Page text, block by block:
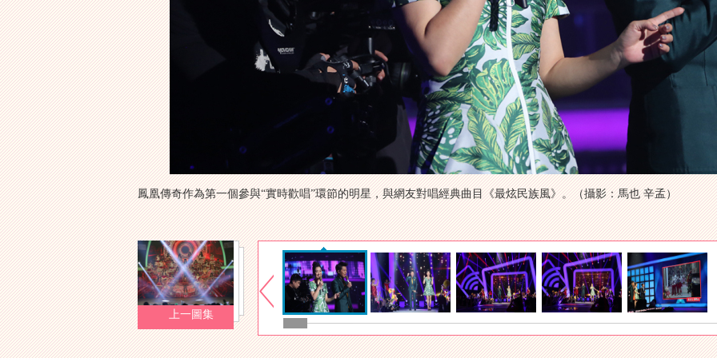
鳳凰傳奇作為第一個參與“實時歡唱”環節的明星，與網友對唱經典曲目《最炫民族風》。（攝影：馬也 辛孟）
上一圖集